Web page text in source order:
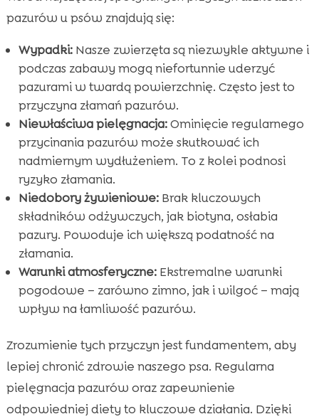
pazurów u psów znajdują się:
Wypadki:Nasze zwierzęta są niezwykle aktywne i
podczas zabawy mogą niefortunnie uderzyć
pazurami w twardą powierzchnię. Często jest to
przyczyna złamań pazurów.
Niewłaściwa pielęgnacja:Ominięcie regularnego
przycinania pazurów może skutkować ich
nadmiernym wydłużeniem. To z kolei podnosi
ryzyko złamania.
Niedobory żywieniowe:Brak kluczowych
składników odżywczych, jak biotyna, osłabia
pazury. Powoduje ich większą podatność na
złamania.
Warunki atmosferyczne:Ekstremalne warunki
pogodowe – zarówno zimno, jak i wilgoć – mają
wpływ na łamliwość pazurów.
Zrozumienie tych przyczyn jest fundamentem, aby
lepiej chronić zdrowie naszego psa. Regularna
pielęgnacja pazurów oraz zapewnienie
odpowiedniej diety to kluczowe działania. Dzięki